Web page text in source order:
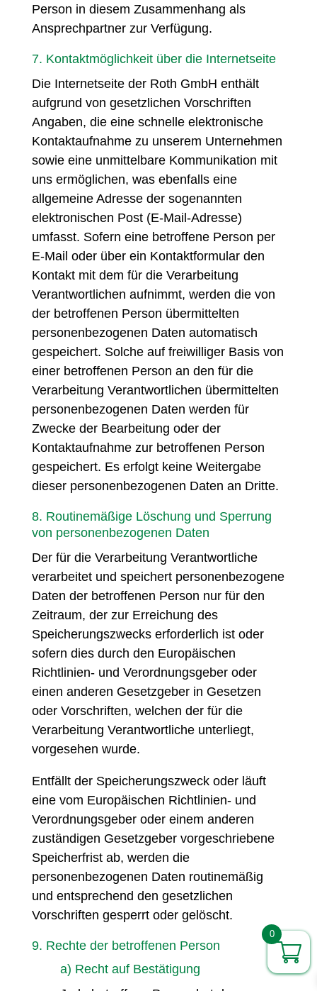
Person in diesem Zusammenhang als
Ansprechpartner zur Verfügung.
7. Kontaktmöglichkeit über die Internetseite
Die Internetseite der Roth GmbH enthält
aufgrund von gesetzlichen Vorschriften
Angaben, die eine schnelle elektronische
Kontaktaufnahme zu unserem Unternehmen
sowie eine unmittelbare Kommunikation mit
uns ermöglichen, was ebenfalls eine
allgemeine Adresse der sogenannten
elektronischen Post (E-Mail-Adresse)
umfasst. Sofern eine betroffene Person per
E-Mail oder über ein Kontaktformular den
Kontakt mit dem für die Verarbeitung
Verantwortlichen aufnimmt, werden die von
der betroffenen Person übermittelten
personenbezogenen Daten automatisch
gespeichert. Solche auf freiwilliger Basis von
einer betroffenen Person an den für die
Verarbeitung Verantwortlichen übermittelten
personenbezogenen Daten werden für
Zwecke der Bearbeitung oder der
Kontaktaufnahme zur betroffenen Person
gespeichert. Es erfolgt keine Weitergabe
dieser personenbezogenen Daten an Dritte.
8. Routinemäßige Löschung und Sperrung
von personenbezogenen Daten
Der für die Verarbeitung Verantwortliche
verarbeitet und speichert personenbezogene
Daten der betroffenen Person nur für den
Zeitraum, der zur Erreichung des
Speicherungszwecks erforderlich ist oder
sofern dies durch den Europäischen
Richtlinien- und Verordnungsgeber oder
einen anderen Gesetzgeber in Gesetzen
oder Vorschriften, welchen der für die
Verarbeitung Verantwortliche unterliegt,
vorgesehen wurde.
Entfällt der Speicherungszweck oder läuft
eine vom Europäischen Richtlinien- und
Verordnungsgeber oder einem anderen
zuständigen Gesetzgeber vorgeschriebene
Speicherfrist ab, werden die
personenbezogenen Daten routinemäßig
und entsprechend den gesetzlichen
Vorschriften gesperrt oder gelöscht.
9. Rechte der betroffenen Person
a) Recht auf Bestätigung
0